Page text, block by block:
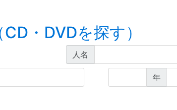
・DVDを探す）
人名
年